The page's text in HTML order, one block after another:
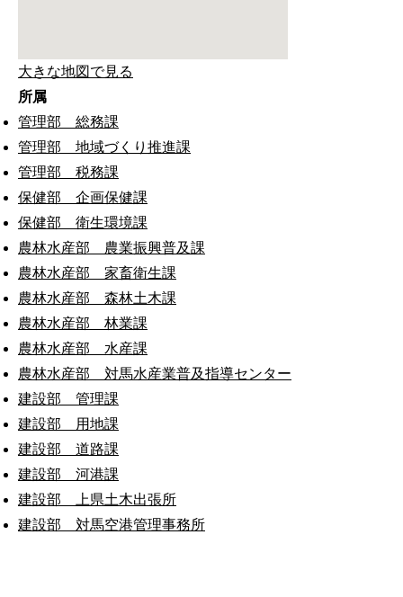
大きな地図で見る
所属
管理部 総務課
管理部 地域づくり推進課
管理部 税務課
保健部 企画保健課
保健部 衛生環境課
農林水産部 農業振興普及課
農林水産部 家畜衛生課
農林水産部 森林土木課
農林水産部 林業課
農林水産部 水産課
農林水産部 対馬水産業普及指導センター
建設部 管理課
建設部 用地課
建設部 道路課
建設部 河港課
建設部 上県土木出張所
建設部 対馬空港管理事務所